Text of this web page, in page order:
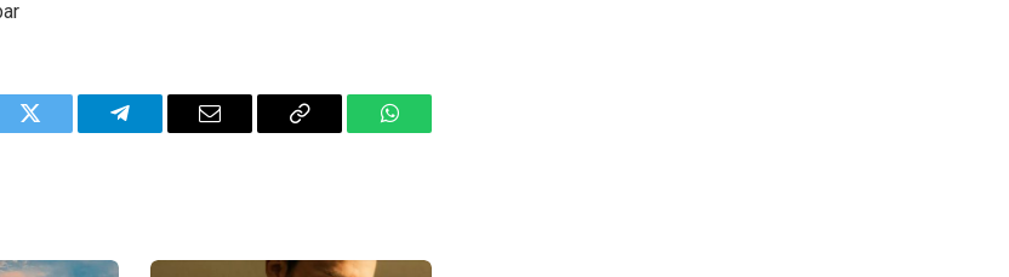
Twitter Telegram Email
Copy
WhatsApp